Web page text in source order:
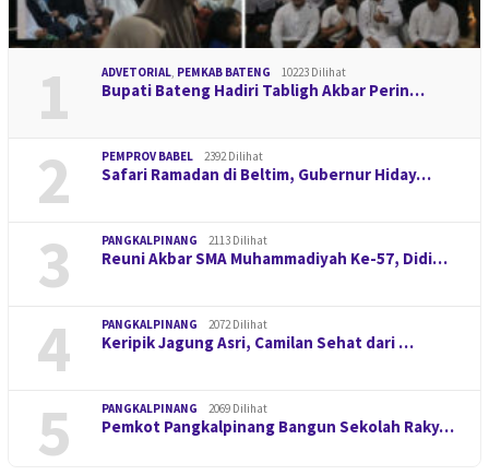
1 ADVETORIAL, PEMKAB BATENG 10223 Dilihat
Bupati Bateng Hadiri Tabligh Akbar Perin…
2 PEMPROV BABEL 2392 Dilihat
Safari Ramadan di Beltim, Gubernur Hiday…
3 PANGKALPINANG 2113 Dilihat
Reuni Akbar SMA Muhammadiyah Ke-57, Didi…
4 PANGKALPINANG 2072 Dilihat
Keripik Jagung Asri, Camilan Sehat dari …
5 PANGKALPINANG 2069 Dilihat
Pemkot Pangkalpinang Bangun Sekolah Raky…